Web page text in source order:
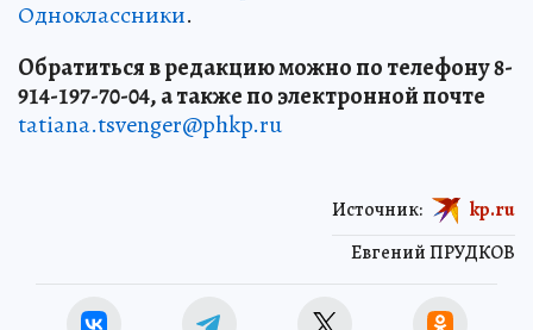
Одноклассники.
Обратиться в редакцию можно по телефону 8-
914-197-70-04, а также по электронной почте
tatiana.tsvenger@phkp.ru
Евгений ПРУДКОВ
Источник: kp.ru